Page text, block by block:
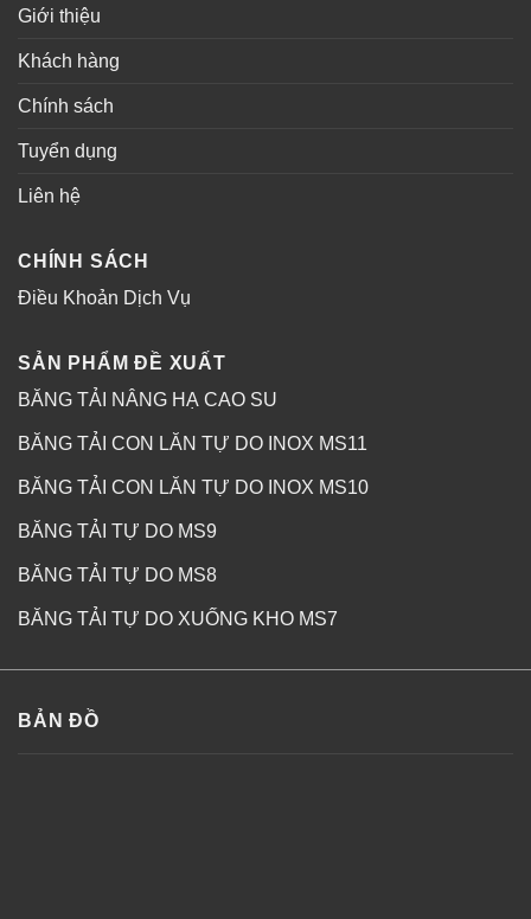
Giới thiệu
Khách hàng
Chính sách
Tuyển dụng
Liên hệ
CHÍNH SÁCH
Điều Khoản Dịch Vụ
SẢN PHẨM ĐỀ XUẤT
BĂNG TẢI NÂNG HẠ CAO SU
BĂNG TẢI CON LĂN TỰ DO INOX MS11
BĂNG TẢI CON LĂN TỰ DO INOX MS10
BĂNG TẢI TỰ DO MS9
BĂNG TẢI TỰ DO MS8
BĂNG TẢI TỰ DO XUỐNG KHO MS7
BẢN ĐỒ